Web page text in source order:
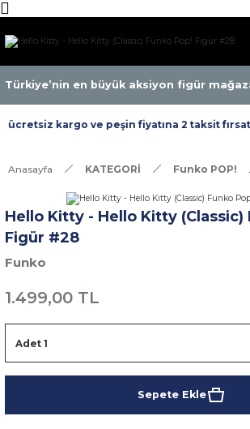
Türkiye’nin en büyük aksiyon figür
kargo ve peşin fiyatına 2 taksit
Anasayfa KATEGORİ Funko POP!
Hello Kitty - Hello Kitty (Classic)
Figür #28
Funko
1.499,00 TL
Sepete Ekle